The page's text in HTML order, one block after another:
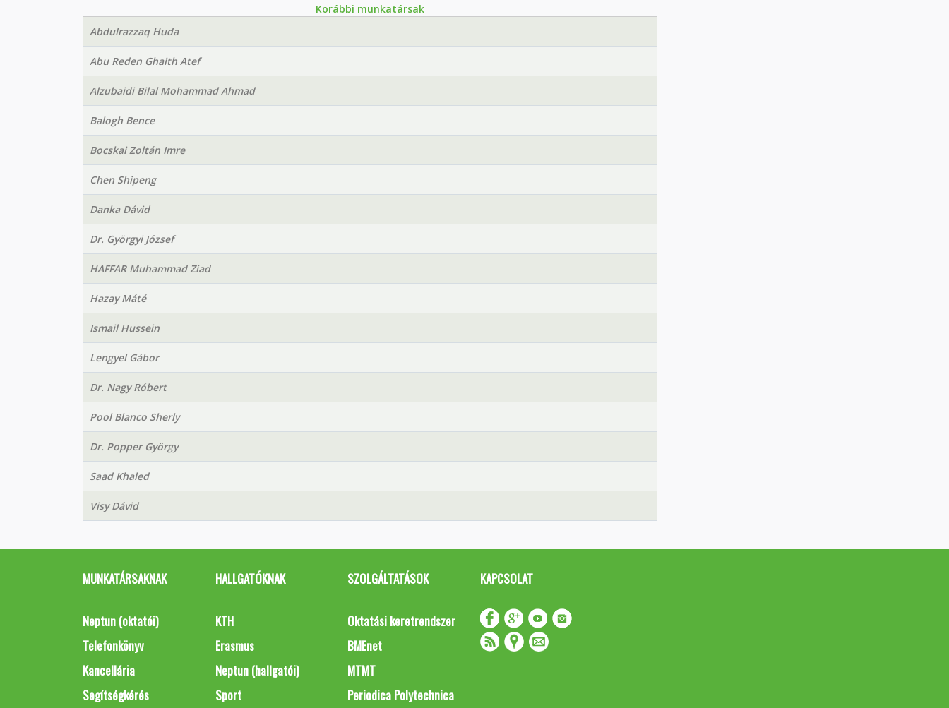
Korábbi munkatársak
Abdulrazzaq Huda
Abu Reden Ghaith Atef
Alzubaidi Bilal Mohammad Ahmad
Balogh Bence
Bocskai Zoltán Imre
Chen Shipeng
Danka Dávid
Dr. Györgyi József
HAFFAR Muhammad Ziad
Hazay Máté
Ismail Hussein
Lengyel Gábor
Dr. Nagy Róbert
Pool Blanco Sherly
Dr. Popper György
Saad Khaled
Visy Dávid
MUNKATÁRSAKNAK
Neptun (oktatói)
Telefonkönyv
Kancellária
Segítségkérés
HALLGATÓKNAK
KTH
Erasmus
Neptun (hallgatói)
Sport
SZOLGÁLTATÁSOK
Oktatási keretrendszer
BMEnet
MTMT
Periodica Polytechnica
KAPCSOLAT